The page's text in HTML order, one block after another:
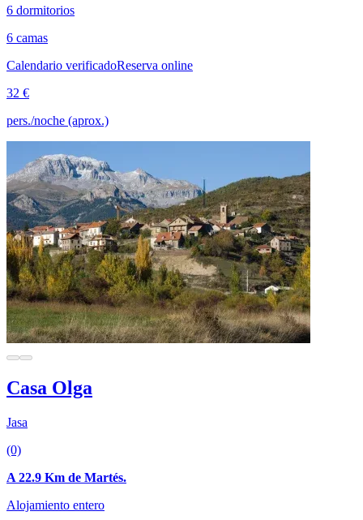
6 dormitorios
6 camas
Calendario verificadoReserva online
32 €
pers./noche (aprox.)
Casa Olga
Jasa
(0)
A 22.9 Km de Martés.
Alojamiento entero